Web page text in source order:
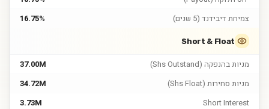
צמיחת דיבידנד (5 שנים)
16.75%
Short & Float
מניות בהנפקה (Shs Outstand)
37.00M
מניות סחירות (Shs Float)
34.72M
Short Interest
3.73M